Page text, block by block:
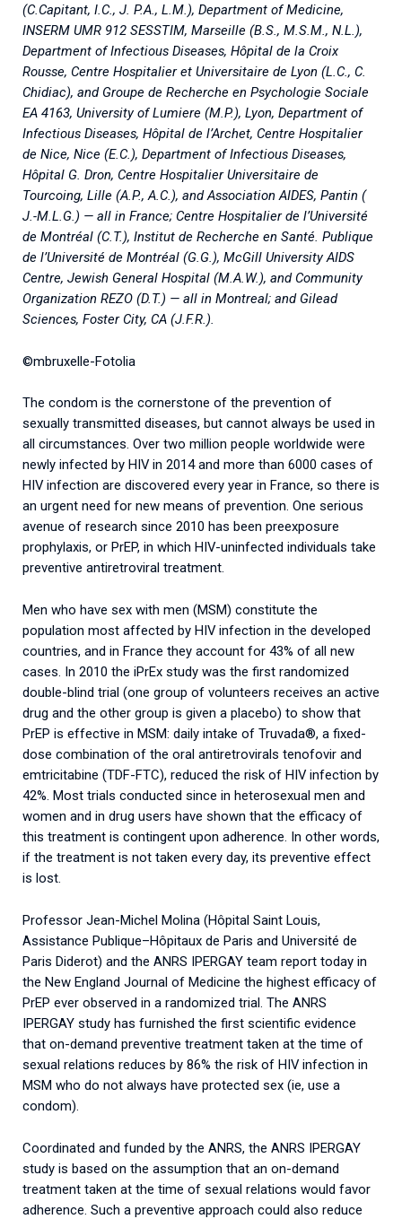
(C.Capitant, I.C., J. P.A., L.M.), Department of Medicine,
INSERM UMR 912 SESSTIM, Marseille (B.S., M.S.M., N.L.),
Department of Infectious Diseases, Hôpital de la Croix
Rousse, Centre Hospitalier et Universitaire de Lyon (L.C., C.
Chidiac), and Groupe de Recherche en Psychologie Sociale
EA 4163, University of Lumiere (M.P.), Lyon, Department of
Infectious Diseases, Hôpital de l’Archet, Centre Hospitalier
de Nice, Nice (E.C.), Department of Infectious Diseases,
Hôpital G. Dron, Centre Hospitalier Universitaire de
Tourcoing, Lille (A.P., A.C.), and Association AIDES, Pantin (
J.-M.L.G.) — all in France; Centre Hospitalier de l’Université
de Montréal (C.T.), Institut de Recherche en Santé. Publique
de l’Université de Montréal (G.G.), McGill University AIDS
Centre, Jewish General Hospital (M.A.W.), and Community
Organization REZO (D.T.) — all in Montreal; and Gilead
Sciences, Foster City, CA (J.F.R.).
©mbruxelle-Fotolia
The condom is the cornerstone of the prevention of
sexually transmitted diseases, but cannot always be used in
all circumstances. Over two million people worldwide were
newly infected by HIV in 2014 and more than 6000 cases of
HIV infection are discovered every year in France, so there is
an urgent need for new means of prevention. One serious
avenue of research since 2010 has been preexposure
prophylaxis, or PrEP, in which HIV-uninfected individuals take
preventive antiretroviral treatment.
Men who have sex with men (MSM) constitute the
population most affected by HIV infection in the developed
countries, and in France they account for 43% of all new
cases. In 2010 the iPrEx study was the first randomized
double-blind trial (one group of volunteers receives an active
drug and the other group is given a placebo) to show that
PrEP is effective in MSM: daily intake of Truvada®, a fixed-
dose combination of the oral antiretrovirals tenofovir and
emtricitabine (TDF-FTC), reduced the risk of HIV infection by
42%. Most trials conducted since in heterosexual men and
women and in drug users have shown that the efficacy of
this treatment is contingent upon adherence. In other words,
if the treatment is not taken every day, its preventive effect
is lost.
Professor Jean-Michel Molina (Hôpital Saint Louis,
Assistance Publique–Hôpitaux de Paris and Université de
Paris Diderot) and the ANRS IPERGAY team report today in
the New England Journal of Medicine the highest efficacy of
PrEP ever observed in a randomized trial. The ANRS
IPERGAY study has furnished the first scientific evidence
that on-demand preventive treatment taken at the time of
sexual relations reduces by 86% the risk of HIV infection in
MSM who do not always have protected sex (ie, use a
condom).
Coordinated and funded by the ANRS, the ANRS IPERGAY
study is based on the assumption that an on-demand
treatment taken at the time of sexual relations would favor
adherence. Such a preventive approach could also reduce